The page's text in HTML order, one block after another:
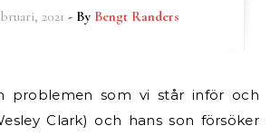
2021 - By Bengt Randers
Clark) och hans son försöker